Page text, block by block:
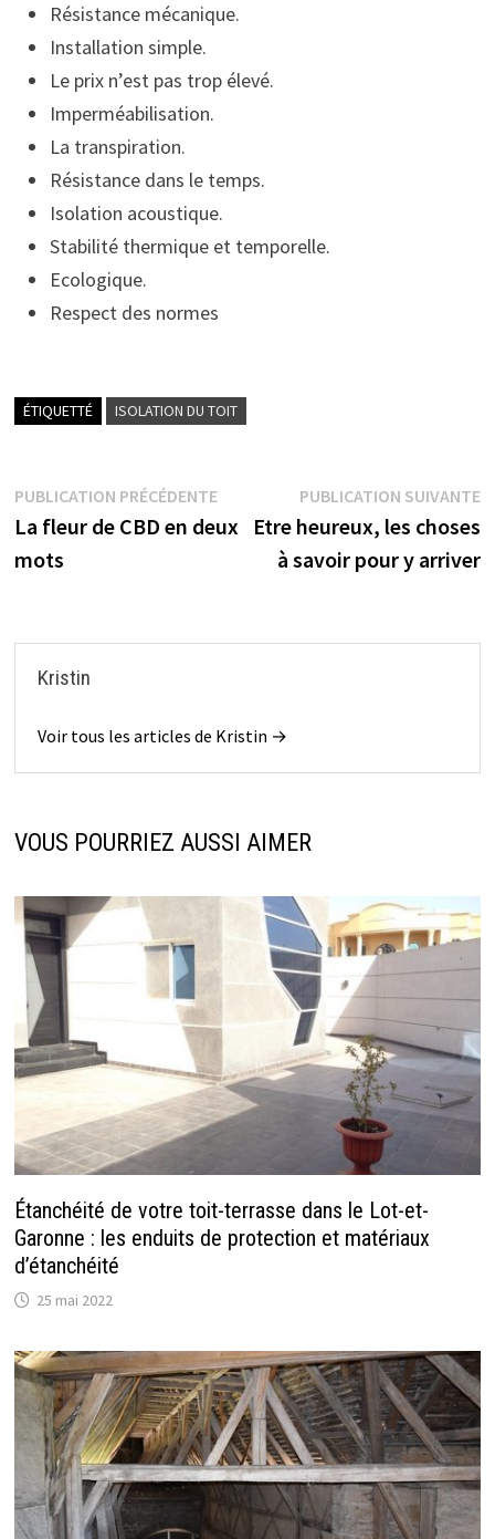
Résistance mécanique.
Installation simple.
Le prix n’est pas trop élevé.
Imperméabilisation.
La transpiration.
Résistance dans le temps.
Isolation acoustique.
Stabilité thermique et temporelle.
Ecologique.
Respect des normes
ÉTIQUETTÉ ISOLATION DU TOIT
Navigation
de
PUBLICATION PRÉCÉDENTEPublication
précédente :
La fleur de CBD en deux
mots
PUBLICATION SUIVANTE
Etre heureux, les choses
à savoir pour y arriver
Kristin
Voir tous les articles de Kristin →
VOUS POURRIEZ AUSSI AIMER
Étanchéité de votre toit-terrasse dans le Lot-et-
Garonne : les enduits de protection et matériaux
d’étanchéité
25 mai 2022